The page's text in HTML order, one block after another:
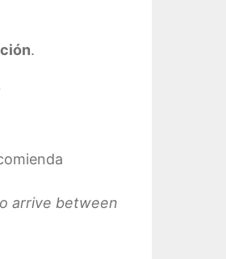
.
arrive between